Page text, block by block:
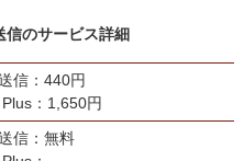
のサービス詳細
信：440円
Plus：1,650円
信：無料